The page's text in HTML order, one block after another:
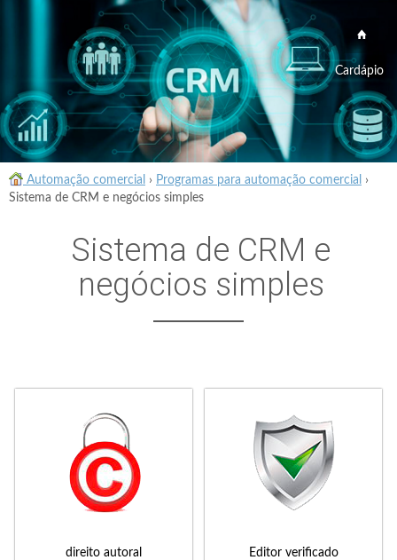
Cardápio
Automação comercial › Programas para automação comercial
›
Sistema de CRM e negócios simples
Sistema de CRM e
negócios simples
direito autoral Editor verificado